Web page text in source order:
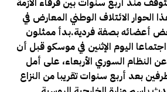
منذ أربع سنوات بين فرقاء الأزمة
الحوار الائتلاف الوطني المعارض في
أعضائه بصفة فردية.بدأ ممثلون
اجتماعا اليوم الإثنين في موسكو قبل أن
النظام السوري الأربعاء، على أمل
بعد أربع سنوات تقريبا من النزاع